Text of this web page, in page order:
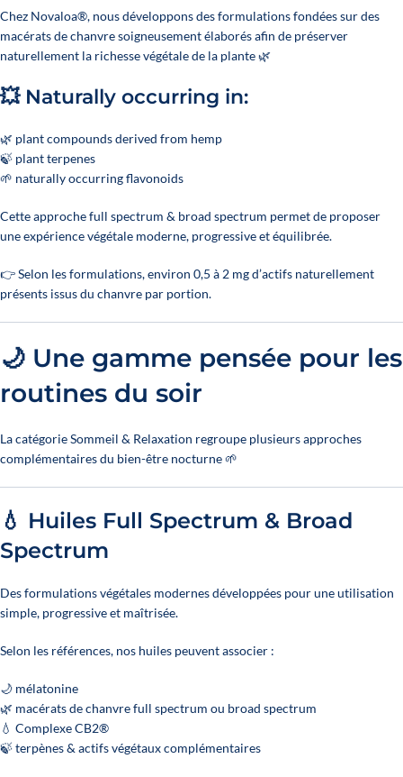
7 reviews
Chez Novaloa®, nous développons des formulations fondées sur des
macérats de chanvre soigneusement élaborés afin de préserver
naturellement la richesse végétale de la plante 🌿
💥 Naturally occurring in:
🌿 plant compounds derived from hemp
🍃 plant terpenes
🌱 naturally occurring flavonoids
Cette approche full spectrum & broad spectrum permet de proposer
une expérience végétale moderne, progressive et équilibrée.
👉 Selon les formulations, environ 0,5 à 2 mg d’actifs naturellement
présents issus du chanvre par portion.
🌙 Une gamme pensée pour les
routines du soir
La catégorie Sommeil & Relaxation regroupe plusieurs approches
complémentaires du bien-être nocturne 🌱
💧 Huiles Full Spectrum & Broad
Spectrum
Des formulations végétales modernes développées pour une utilisation
simple, progressive et maîtrisée.
Selon les références, nos huiles peuvent associer :
🌙 mélatonine
🌿 macérats de chanvre full spectrum ou broad spectrum
💧 Complexe CB2®
🍃 terpènes & actifs végétaux complémentaires